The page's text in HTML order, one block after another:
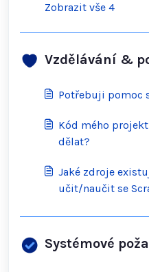
Zobrazit vše 4
Vzdělávání &
Potřebuji pomoc
Kód mého
dělat?
Jaké zdroje
učit/naučit se
Systémové